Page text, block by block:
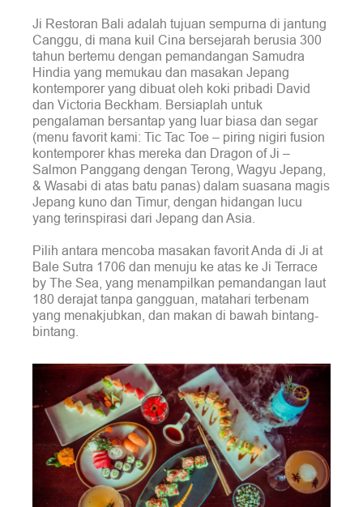
Ji Restoran Bali adalah tujuan sempurna di jantung
Canggu, di mana kuil Cina bersejarah berusia 300
tahun bertemu dengan pemandangan Samudra
Hindia yang memukau dan masakan Jepang
kontemporer yang dibuat oleh koki pribadi David
dan Victoria Beckham. Bersiaplah untuk
pengalaman bersantap yang luar biasa dan segar
(menu favorit kami: Tic Tac Toe – piring nigiri fusion
kontemporer khas mereka dan Dragon of Ji –
Salmon Panggang dengan Terong, Wagyu Jepang,
& Wasabi di atas batu panas) dalam suasana magis
Jepang kuno dan Timur, dengan hidangan lucu
yang terinspirasi dari Jepang dan Asia.
Pilih antara mencoba masakan favorit Anda di Ji at
Bale Sutra 1706 dan menuju ke atas ke Ji Terrace
by The Sea, yang menampilkan pemandangan laut
180 derajat tanpa gangguan, matahari terbenam
yang menakjubkan, dan makan di bawah bintang-
bintang.